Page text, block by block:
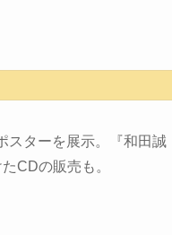
スターを展示。『和田誠
CDの販売も。